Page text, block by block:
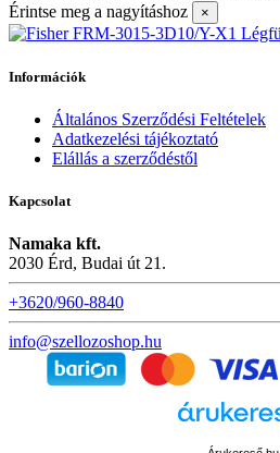
Érintse meg a nagyításhoz ×
Információk
Általános Szerződési Feltételek
Adatkezelési tájékoztató
Elállás a szerződéstől
Kapcsolat
Namaka kft.
2030 Érd, Budai út 21.
+3620/960-8840
info@szellozoshop.hu